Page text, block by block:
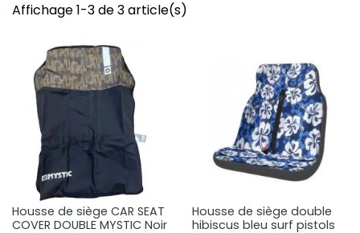
Affichage 1-3 de 3 article(s)
Housse de siège CAR SEAT
COVER DOUBLE MYSTIC Noir
Housse de siège double
hibiscus bleu surf pistols